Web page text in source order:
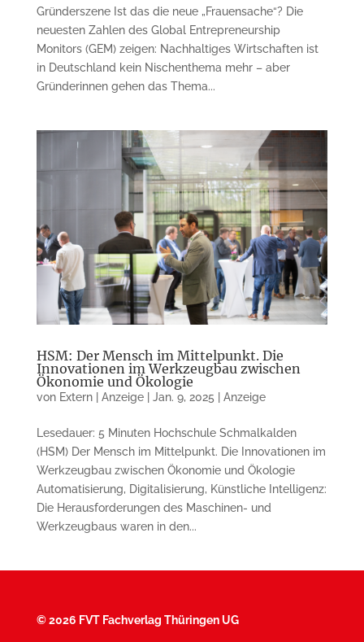
Gründerszene Ist das die neue „Frauensache“? Die
neuesten Zahlen des Global Entrepreneurship
Monitors (GEM) zeigen: Nachhaltiges Wirtschaften ist
in Deutschland kein Nischenthema mehr – aber
Gründerinnen gehen das Thema...
HSM: Der Mensch im Mittelpunkt. Die
Innovationen im Werkzeugbau zwischen
Ökonomie und Ökologie
von Extern | Anzeige| Jan. 9, 2025 Anzeige
Lesedauer: 5 Minuten Hochschule Schmalkalden
(HSM) Der Mensch im Mittelpunkt. Die Innovationen im
Werkzeugbau zwischen Ökonomie und Ökologie
Automatisierung, Digitalisierung, Künstliche Intelligenz:
Die Herausforderungen des Maschinen- und
Werkzeugbaus waren in den...
©2026 FVT Fachverlag Thüringen UG